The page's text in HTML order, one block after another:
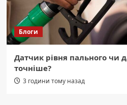
Блоги
Датчик рівня пального чи
точніше?
3 години тому назад